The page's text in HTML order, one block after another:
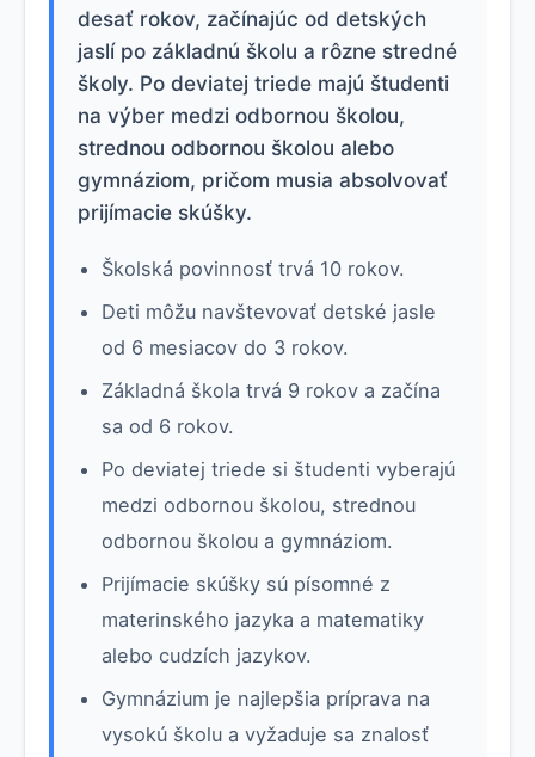
desať rokov, začínajúc od detských
jaslí po základnú školu a rôzne stredné
školy. Po deviatej triede majú študenti
na výber medzi odbornou školou,
strednou odbornou školou alebo
gymnáziom, pričom musia absolvovať
prijímacie skúšky.
Školská povinnosť trvá 10 rokov.
Deti môžu navštevovať detské jasle
od 6 mesiacov do 3 rokov.
Základná škola trvá 9 rokov a začína
sa od 6 rokov.
Po deviatej triede si študenti vyberajú
medzi odbornou školou, strednou
odbornou školou a gymnáziom.
Prijímacie skúšky sú písomné z
materinského jazyka a matematiky
alebo cudzích jazykov.
Gymnázium je najlepšia príprava na
vysokú školu a vyžaduje sa znalosť